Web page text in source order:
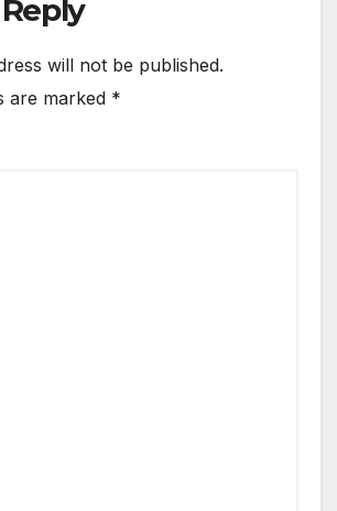
will not be published.
are marked *